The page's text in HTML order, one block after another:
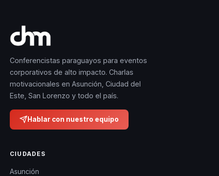
Conferencistas paraguayos para eventos
corporativos de alto impacto. Charlas
motivacionales en Asunción, Ciudad del
Este, San Lorenzo y todo el país.
Hablar con nuestro equipo
CIUDADES
Asunción